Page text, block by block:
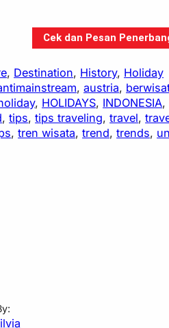
Cek dan Pesan
, Destination, History, Holiday
, austria,
, HOLIDAYS, INDONESIA,
, tips, tips traveling, travel,
, tren wisata, trend, trends,